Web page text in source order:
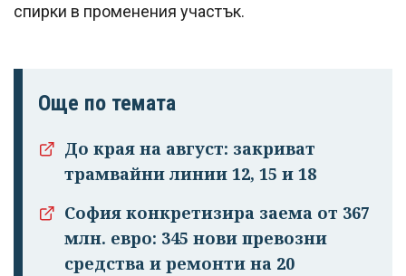
спирки в променения участък.
Още по темата
До края на август: закриват
трамвайни линии 12, 15 и 18
София конкретизира заема от 367
млн. евро: 345 нови превозни
средства и ремонти на 20